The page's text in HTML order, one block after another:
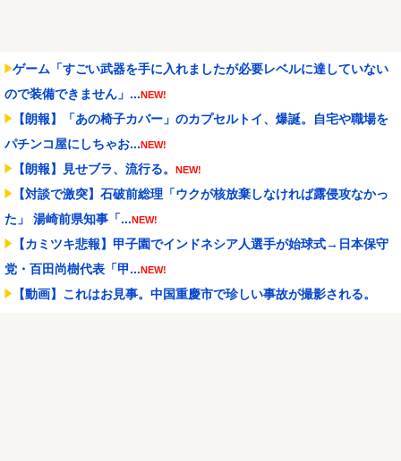
ゲーム「すごい武器を手に入れましたが必要レベルに達していない
ので装備できません」...NEW!
【朗報】「あの椅子カバー」のカプセルトイ、爆誕。自宅や職場を
パチンコ屋にしちゃお...NEW!
【朗報】見せブラ、流行る。 NEW!
【対談で激突】石破前総理「ウクが核放棄しなければ露侵攻なかっ
た」 湯崎前県知事「...NEW!
【カミツキ悲報】甲子園でインドネシア人選手が始球式→日本保守
党・百田尚樹代表「甲...NEW!
【動画】これはお見事。中国重慶市で珍しい事故が撮影される。